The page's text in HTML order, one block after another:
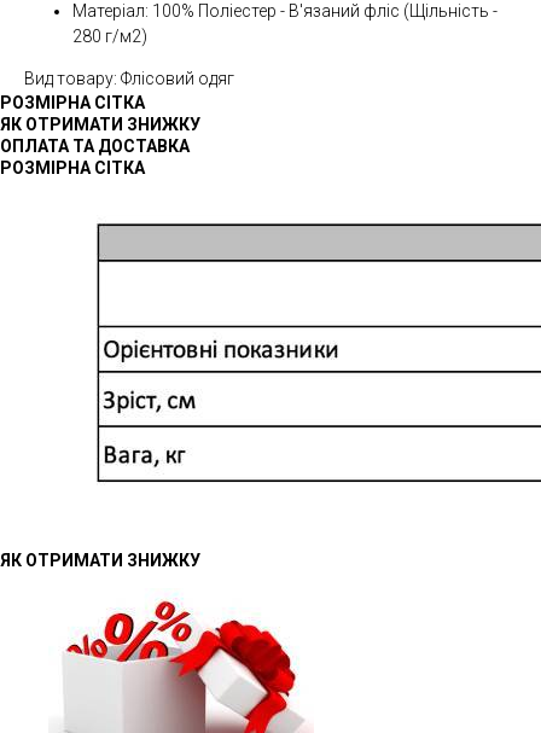
Матеріал: 100% Поліестер - В'язаний фліс (Щільність -
280 г/м2)
Вид товару: Флісовий одяг
РОЗМІРНА СІТКА
ЯК ОТРИМАТИ ЗНИЖКУ
ОПЛАТА ТА ДОСТАВКА
РОЗМІРНА СІТКА
ЯК ОТРИМАТИ ЗНИЖКУ